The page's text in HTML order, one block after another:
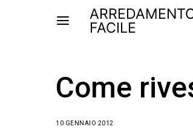
FACILE
Come
10 GENNAIO 2012